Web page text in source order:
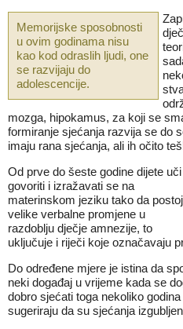
Memorijske sposobnosti
u ovim godinama nisu
kao kod odraslih ljudi, one
se razvijaju do
adolescencije.
mozga, hipokamus, za koji se
formiranje sjećanja razvija se do
imaju rana sjećanja, ali ih očito
Od prve do šeste godine dijete uči
govoriti i izražavati se na
materinskom jeziku tako da
velike verbalne promjene u
razdoblju dječje amnezije, to
uključuje i riječi koje označavaju
Do određene mjere je istina da
neki događaj u vrijeme kada se
dobro sjećati toga nekoliko
sugeriraju da su sjećanja